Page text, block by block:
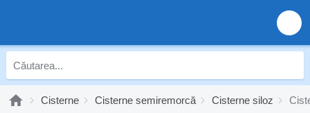
Cisterne Cisterne semiremorcă Cisterne siloz